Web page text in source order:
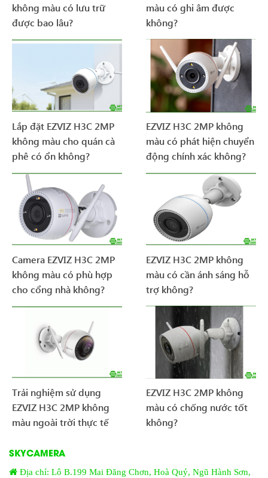
không màu có lưu trữ
được bao lâu?
màu có ghi âm được
không?
Lắp đặt EZVIZ H3C 2MP
không màu cho quán cà
phê có ổn không?
EZVIZ H3C 2MP không
màu có phát hiện chuyển
động chính xác không?
Camera EZVIZ H3C 2MP
không màu có phù hợp
cho cổng nhà không?
EZVIZ H3C 2MP không
màu có cần ánh sáng hỗ
trợ không?
Trải nghiệm sử dụng
EZVIZ H3C 2MP không
màu ngoài trời thực tế
EZVIZ H3C 2MP không
màu có chống nước tốt
không?
SKYCAMERA
Địa chỉ: Lô B.199 Mai Đăng Chơn, Hoà Quý, Ngũ Hành Sơn,